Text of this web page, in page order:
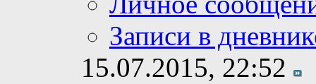
Записи в
15.07.2015, 22:52